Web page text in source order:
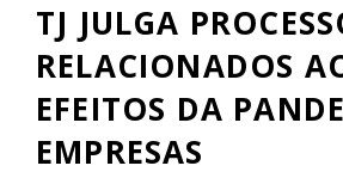
TJ JULGA
RELACIONADOS
EFEITOS DA
EMPRESAS